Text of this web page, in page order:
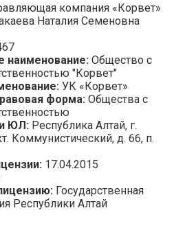
компания «Корвет»
Наталия Семеновна
наименование: Общество с
"Корвет"
УК «Корвет»
форма: Общества с
ЮЛ: Республика Алтай, г.
Коммунистический, д. 66, п.
17.04.2015
Государственная
Республики Алтай